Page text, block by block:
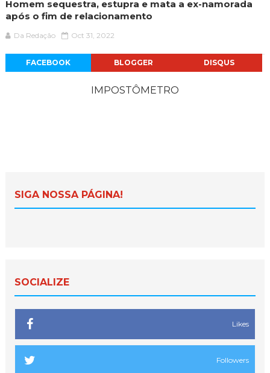
Homem sequestra, estupra e mata a ex-namorada
após o fim de relacionamento
Da Redação Oct 31, 2022
FACEBOOK BLOGGER DISQUS
IMPOSTÔMETRO
SIGA NOSSA PÁGINA!
SOCIALIZE
Likes
Followers